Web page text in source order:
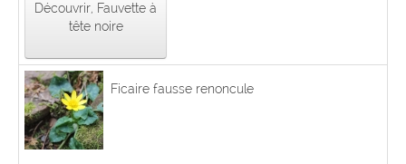
Découvrir, Fauvette à
tête noire
Ficaire fausse renoncule